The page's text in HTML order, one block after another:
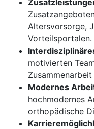
Altersvorsorge,
Vorteilsportalen.
motivierten
Modernes
hochmodernes
orthopädische